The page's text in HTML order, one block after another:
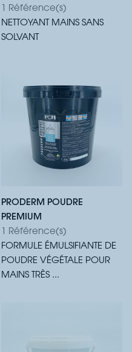
1 Référence(s)
NETTOYANT MAINS SANS
SOLVANT
PRODERM POUDRE
PREMIUM
1 Référence(s)
FORMULE ÉMULSIFIANTE DE
POUDRE VÉGÉTALE POUR
MAINS TRÈS ...